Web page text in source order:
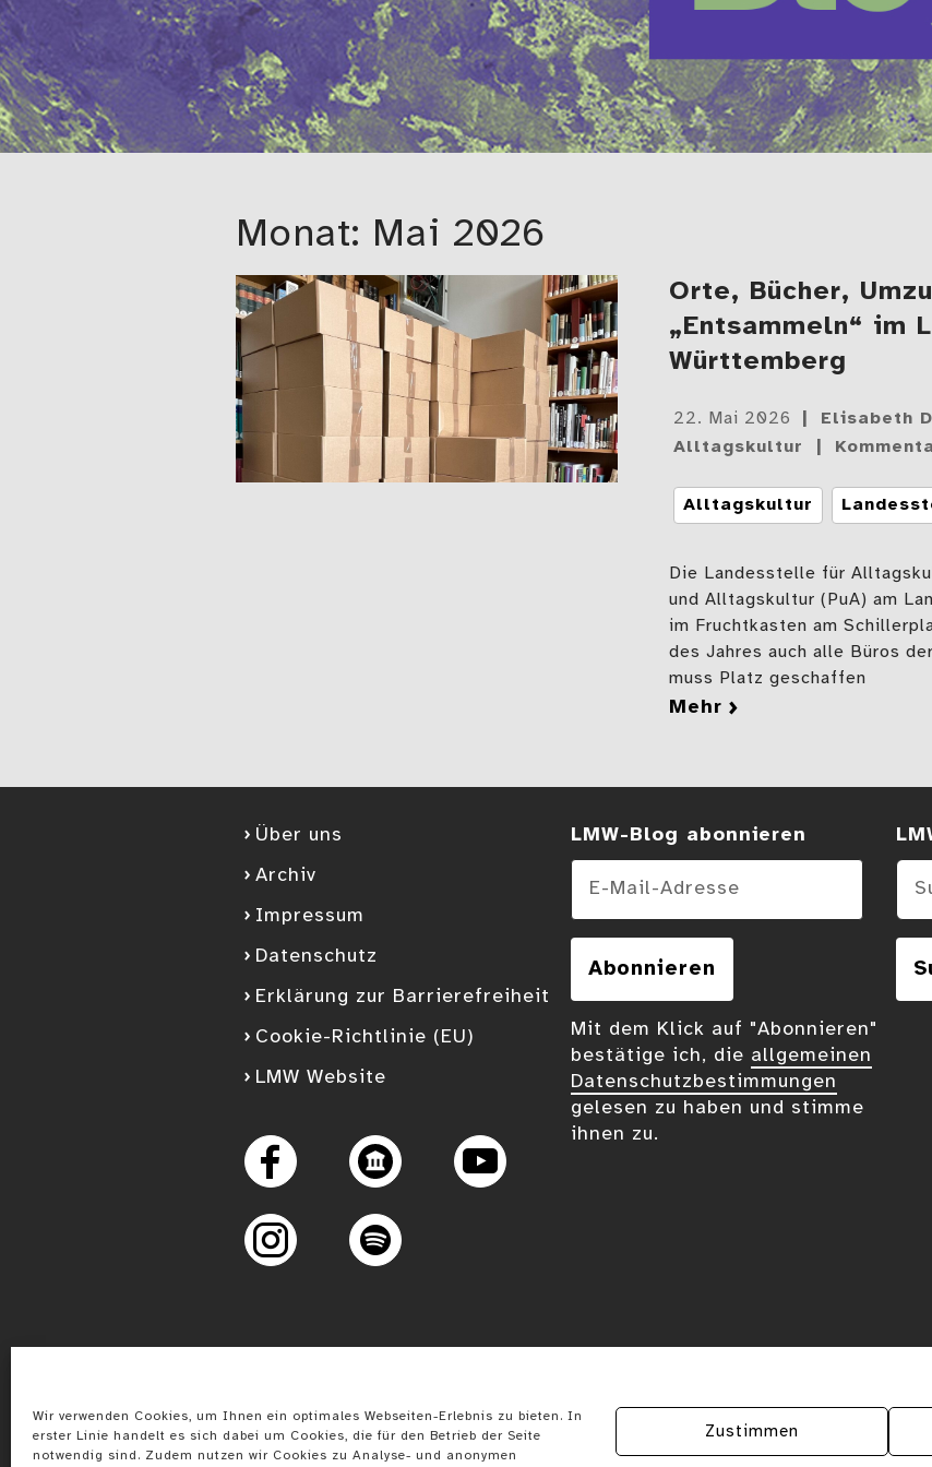
Wir verwenden Cookies, um Ihnen ein optimales Webseiten-Erlebnis zu bieten. In
erster Linie handelt es sich dabei um Cookies, die für den Betrieb der Seite
notwendig sind. Zudem nutzen wir Cookies zu Analyse- und anonymen
Zustimmen
Monat: Mai 2026
Orte, Bücher,
„Entsammeln“ im
Württemberg
Gepostet
am
22. Mai 2026 Elisabeth
Alltagskultur
Tags
Alltagskultur
Die Landesstelle für
und Alltagskultur (PuA) am
im Fruchtkasten am
des Jahres auch alle Büros
muss Platz geschaffen
mehr zu Orte, Bücher,
Über uns
Archiv
Impressum
Datenschutz
Erklärung zur Barrierefreiheit
Cookie-Richtlinie (EU)
LMW Website
Facebook
Googleplus
YouTube
InstagramSpotify
LMW-Blog abonnieren
Mit dem Klick auf "Abonnieren"
bestätige ich, die allgemeinen
Datenschutzbestimmungen
gelesen zu haben und stimme
ihnen zu.
E-Mail-Adresse
Abonnieren